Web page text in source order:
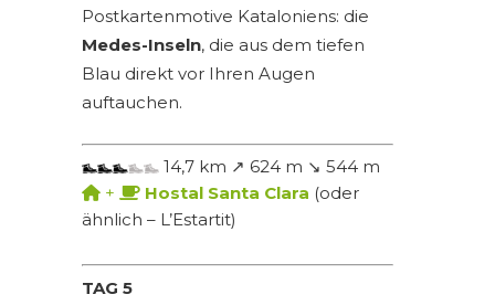
Postkartenmotive Kataloniens: die
Medes-Inseln, die aus dem tiefen
Blau direkt vor Ihren Augen
auftauchen.
14,7 km ↗ 624 m ↘ 544 m
+
Hostal Santa Clara (oder
ähnlich – L’Estartit)
TAG 5